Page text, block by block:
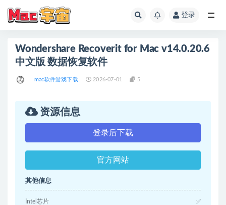
登录
Wondershare Recoverit for Mac v14.0.20.6
中文版 数据恢复软件
mac软件游戏下载 2026-07-01 5
资源信息
登录后下载
官方网站
其他信息
Intel芯片 ✅